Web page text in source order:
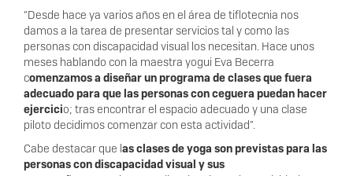
“Desde hace ya varios años en el área de tiflotecnia nos
damos a la tarea de presentar servicios tal y como las
personas con discapacidad visual los necesitan. Hace unos
meses hablando con la maestra yogui Eva Becerra
comenzamos a diseñar un programa de clases que fuera
adecuado para que las personas con ceguera puedan hacer
ejercicio; tras encontrar el espacio adecuado y una clase
piloto decidimos comenzar con esta actividad”.
Cabe destacar que las clases de yoga son previstas para las
personas con discapacidad visual y sus